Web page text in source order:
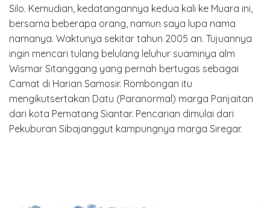
Silo. Kemudian, kedatangannya kedua kali ke Muara ini,
bersama beberapa orang, namun saya lupa nama
namanya. Waktunya sekitar tahun 2005 an. Tujuannya
ingin mencari tulang belulang leluhur suaminya alm
Wismar Sitanggang yang pernah bertugas sebagai
Camat di Harian Samosir. Rombongan itu
mengikutsertakan Datu (Paranormal) marga Panjaitan
dari kota Pematang Siantar. Pencarian dimulai dari
Pekuburan Sibajanggut kampungnya marga Siregar.